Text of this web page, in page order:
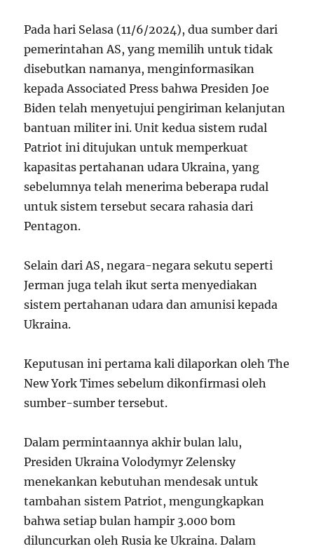
Pada hari Selasa (11/6/2024), dua sumber dari
pemerintahan AS, yang memilih untuk tidak
disebutkan namanya, menginformasikan
kepada Associated Press bahwa Presiden Joe
Biden telah menyetujui pengiriman kelanjutan
bantuan militer ini. Unit kedua sistem rudal
Patriot ini ditujukan untuk memperkuat
kapasitas pertahanan udara Ukraina, yang
sebelumnya telah menerima beberapa rudal
untuk sistem tersebut secara rahasia dari
Pentagon.
Selain dari AS, negara-negara sekutu seperti
Jerman juga telah ikut serta menyediakan
sistem pertahanan udara dan amunisi kepada
Ukraina.
Keputusan ini pertama kali dilaporkan oleh The
New York Times sebelum dikonfirmasi oleh
sumber-sumber tersebut.
Dalam permintaannya akhir bulan lalu,
Presiden Ukraina Volodymyr Zelensky
menekankan kebutuhan mendesak untuk
tambahan sistem Patriot, mengungkapkan
bahwa setiap bulan hampir 3.000 bom
diluncurkan oleh Rusia ke Ukraina. Dalam